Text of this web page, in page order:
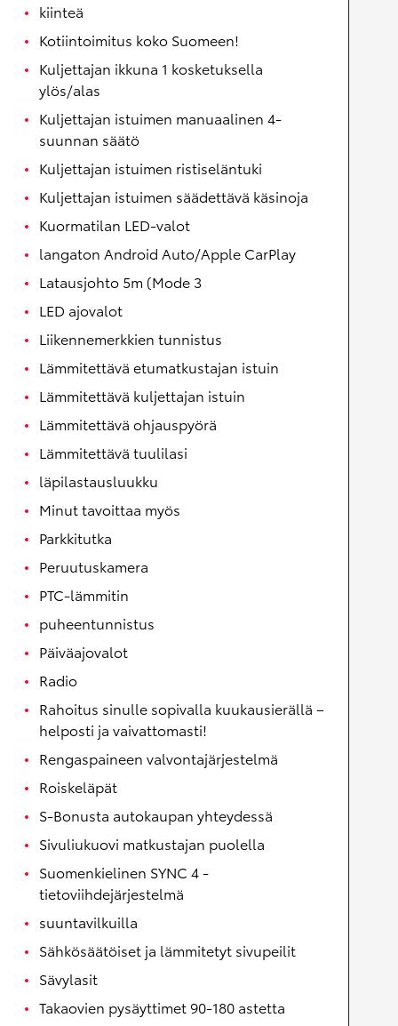
kiinteä
Kotiintoimitus koko Suomeen!
Kuljettajan ikkuna 1 kosketuksella
ylös/alas
Kuljettajan istuimen manuaalinen 4-
suunnan säätö
Kuljettajan istuimen ristiseläntuki
Kuljettajan istuimen säädettävä käsinoja
Kuormatilan LED-valot
langaton Android Auto/Apple CarPlay
Latausjohto 5m (Mode 3
LED ajovalot
Liikennemerkkien tunnistus
Lämmitettävä etumatkustajan istuin
Lämmitettävä kuljettajan istuin
Lämmitettävä ohjauspyörä
Lämmitettävä tuulilasi
läpilastausluukku
Minut tavoittaa myös
Parkkitutka
Peruutuskamera
PTC-lämmitin
puheentunnistus
Päiväajovalot
Radio
Rahoitus sinulle sopivalla kuukausierällä –
helposti ja vaivattomasti!
Rengaspaineen valvontajärjestelmä
Roiskeläpät
S-Bonusta autokaupan yhteydessä
Sivuliukuovi matkustajan puolella
Suomenkielinen SYNC 4 -
tietoviihdejärjestelmä
suuntavilkuilla
Sähkösäätöiset ja lämmitetyt sivupeilit
Sävylasit
Takaovien pysäyttimet 90-180 astetta